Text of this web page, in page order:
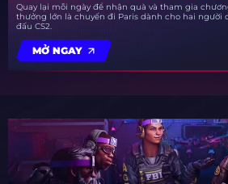
Quay lại mỗi ngày để nhận quà và tham gia
thưởng lớn là chuyến đi Paris dành cho hai người
đấu CS2.
MỞ NGAY